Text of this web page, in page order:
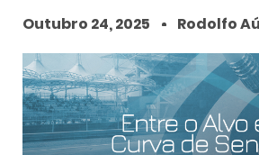
Outubro 24, 2025 Rodolfo